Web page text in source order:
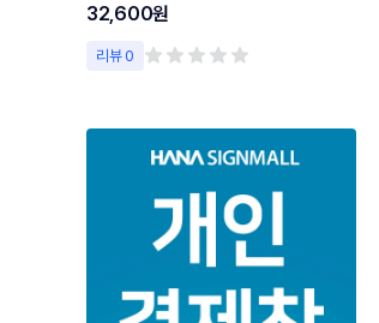
32,600원
리뷰 0